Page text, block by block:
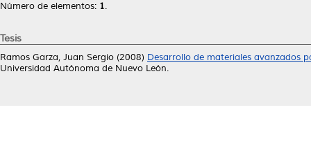
Número de elementos: 1.
Tesis
Ramos Garza, Juan Sergio (2008) Desarrollo de materiales avanzados
Universidad Autónoma de Nuevo León.